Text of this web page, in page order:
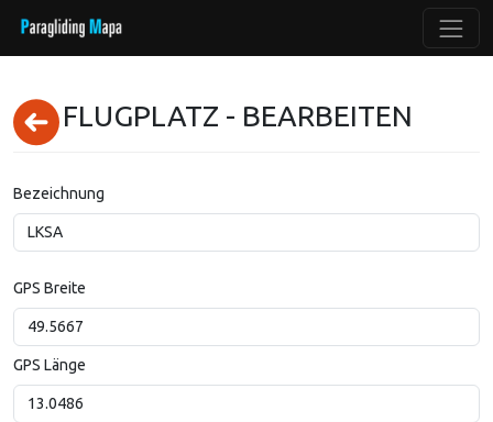
FLUGPLATZ - BEARBEITEN
Bezeichnung
GPS Breite
GPS Länge